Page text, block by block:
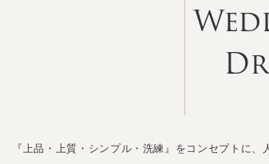
『上品・上質・シンプル・洗練』をコンセプトに